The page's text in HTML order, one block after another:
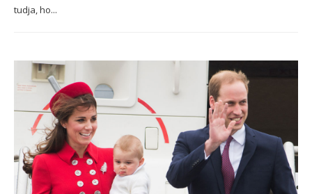
tudja, ho...